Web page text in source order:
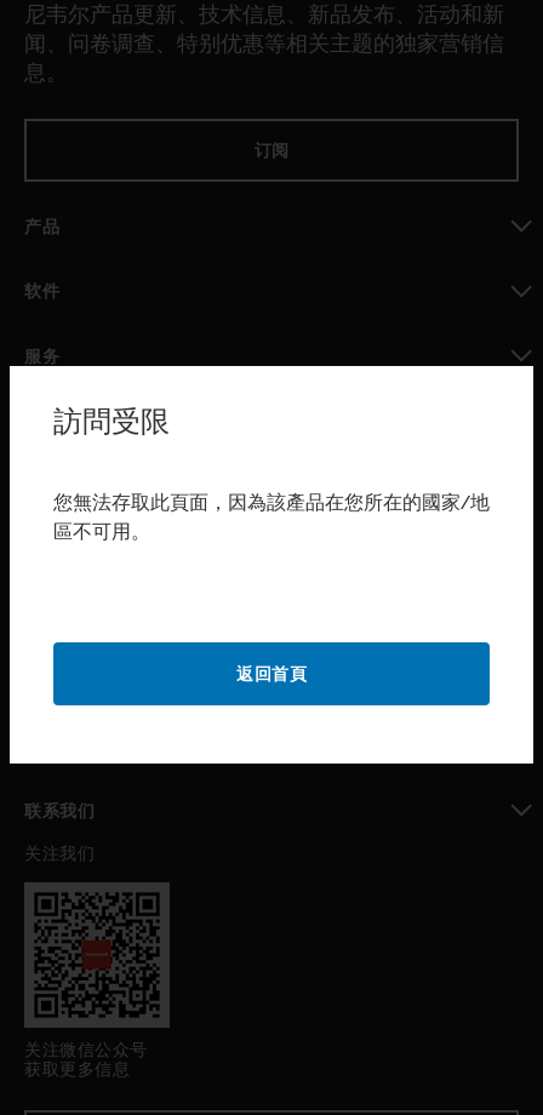
尼韦尔产品更新、技术信息、新品发布、活动和新
闻、问卷调查、特别优惠等相关主题的独家营销信
息。
订阅
产品
软件
服务
toggle view
行业
toggle view
联系我们
toggle view
关注我们
关注微信公众号
获取更多信息
訪問受限
您無法存取此頁面，因為該產品在您所在的國家/地
區不可用。
返回首頁